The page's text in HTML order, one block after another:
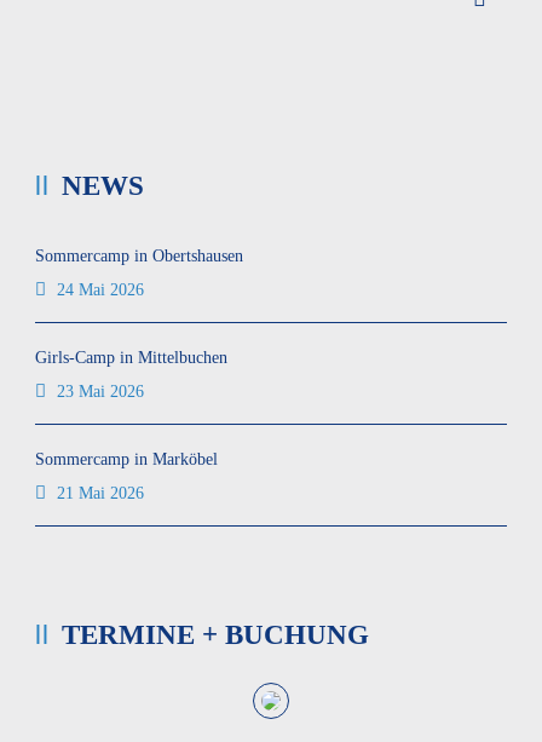
NEWS
Sommercamp in Obertshausen
24 Mai 2026
Girls-Camp in Mittelbuchen
23 Mai 2026
Sommercamp in Marköbel
21 Mai 2026
TERMINE + BUCHUNG